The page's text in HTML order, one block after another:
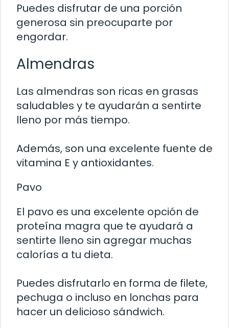
Puedes disfrutar de una porción
generosa sin preocuparte por
engordar.
Almendras
Las almendras son ricas en grasas
saludables y te ayudarán a sentirte
lleno por más tiempo.
Además, son una excelente fuente de
vitamina E y antioxidantes.
Pavo
El pavo es una excelente opción de
proteína magra que te ayudará a
sentirte lleno sin agregar muchas
calorías a tu dieta.
Puedes disfrutarlo en forma de filete,
pechuga o incluso en lonchas para
hacer un delicioso sándwich.